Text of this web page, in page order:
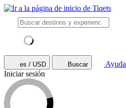
es / USD Buscar
Ayuda
Iniciar sesión